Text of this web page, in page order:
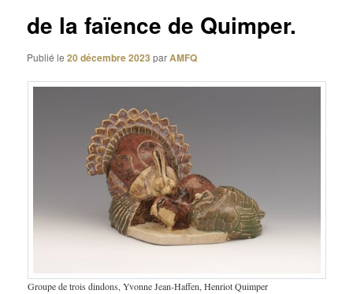
de la faïence de Quimper.
Publié le20 décembre 2023 parAMFQ
Groupe de trois dindons, Yvonne Jean-Haffen, Henriot Quimper